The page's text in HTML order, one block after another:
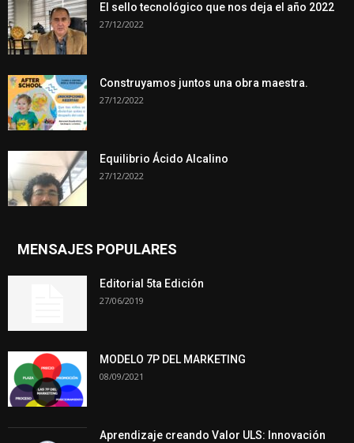
El sello tecnológico que nos deja el año 2022
27/12/2022
Construyamos juntos una obra maestra.
27/12/2022
Equilibrio Ácido Alcalino
27/12/2022
MENSAJES POPULARES
Editorial 5ta Edición
27/06/2019
MODELO 7P DEL MARKETING
08/09/2021
Aprendizaje creando Valor ULS: Innovación